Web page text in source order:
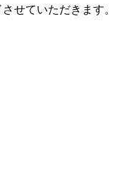
せていただきます。